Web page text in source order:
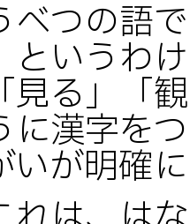
べつの語
というわ
見る」「
に漢字を
いが明確